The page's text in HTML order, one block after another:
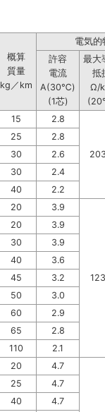
概算
質量
kg／km
電気的
許容
電流
A(30℃)
(1芯)
最大
抵
Ω/
15 2.8
25
2.8
30
2.6
30
2.4
40 2.2
20 3.9
20 3.9
30
3.9
40
3.6
45
3.2
50
3.0
60
2.9
65
2.8
110 2.1
20 4.7
25 4.7
40
4.7